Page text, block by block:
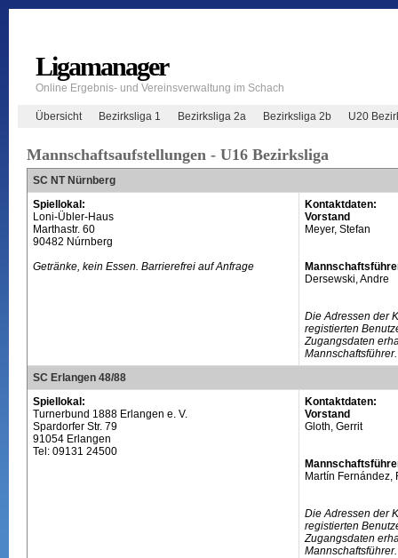
Ligamanager
Online Ergebnis- und Vereinsverwaltung im Schach
Übersicht Bezirksliga 1 Bezirksliga 2a Bezirksliga 2b U20
Mannschaftsaufstellungen - U16 Bezirksliga
SC NT Nürnberg
Spiellokal:
Loni-Übler-Haus
Marthastr. 60
90482 Núrnberg
Getränke, kein Essen. Barrierefrei auf Anfrage
Kontaktdaten:
Vorstand
Meyer, Stefan
Dersewski, Andre
Die Adressen der
registierten
Zugangsdaten
Mannschaftsführer.
SC Erlangen 48/88
Spiellokal:
Turnerbund 1888 Erlangen e. V.
Spardorfer Str. 79
91054 Erlangen
Tel: 09131 24500
Kontaktdaten:
Vorstand
Gloth, Gerrit
Martín Fernández,
Die Adressen der
registierten
Zugangsdaten
Mannschaftsführer.